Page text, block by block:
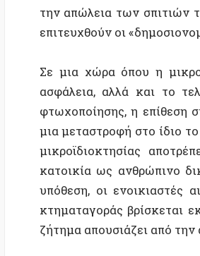
υπόθεση, οι ενοικιαστές
κτηματαγοράς βρίσκεται
ζήτημα απουσιάζει από την
Ίσως όμως τώρα, με μια
ώρα για την ανάδειξη νέων
TAGS: Θοδωρής Καρυώτης